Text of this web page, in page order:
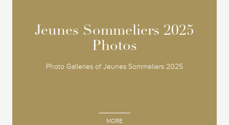
Jeunes Sommeliers 2025
Photos
Photo Galleries of Jeunes Sommeliers 2025
MORE
Jeunes Sommeliers 2025
Photos